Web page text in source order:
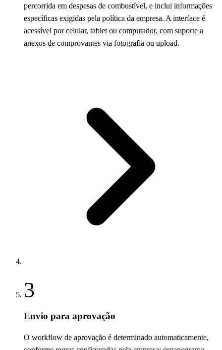
percorrida em despesas de combustível, e inclui informações
específicas exigidas pela política da empresa. A interface é
acessível por celular, tablet ou computador, com suporte a
anexos de comprovantes via fotografia ou upload.
3
Envio para aprovação
O workflow de aprovação é determinado automaticamente,